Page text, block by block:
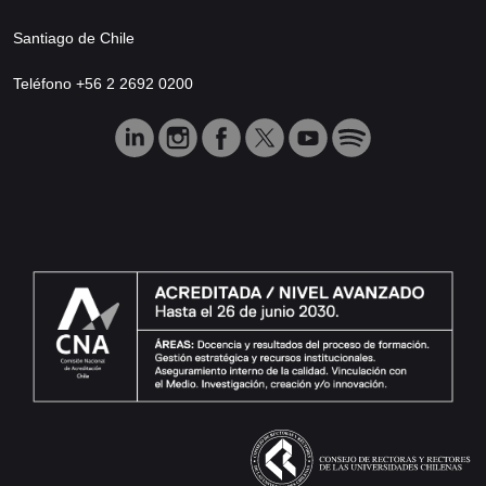
Santiago de Chile
Teléfono +56 2 2692 0200